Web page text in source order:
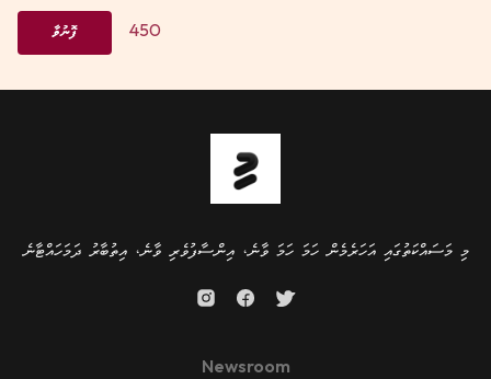
450 ފޮނުވާ
މި މަސައްކަތުގައި އަހަރެމެން ހަމަ ހަމަ ވާނެ، އިންސާފުވެރި ވާނެ، އިތުބާރު ދަމަހައްޓާނެ
Newsroom